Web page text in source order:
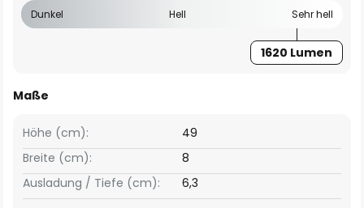
Dunkel Hell Sehr hell
1620 Lumen
Maße
Breite (cm): 8
Höhe (cm): 49
Ausladung / Tiefe (cm): 6,3